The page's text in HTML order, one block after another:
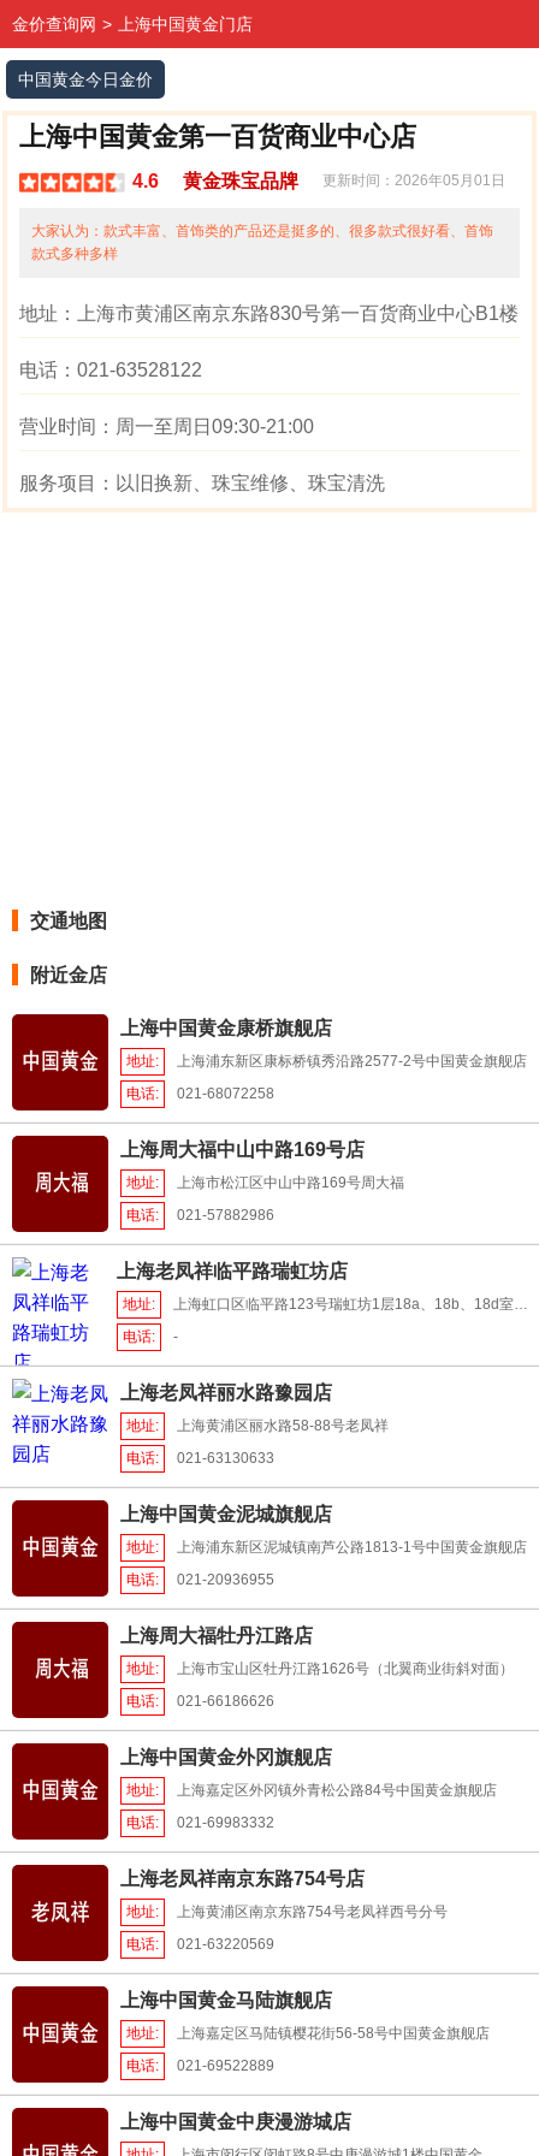
金价查询网 > 上海中国黄金门店
中国黄金今日金价
上海中国黄金第一百货商业中心店
4.6 黄金珠宝品牌 更新时间：2026年05月01日
大家认为：款式丰富、首饰类的产品还是挺多的、很多款式很好看、首饰
款式多种多样
地址： 上海市黄浦区南京东路830号第一百货商业中心B1楼
电话：021-63528122
营业时间： 周一至周日09:30-21:00
服务项目： 以旧换新、珠宝维修、珠宝清洗
交通地图
附近金店
上海中国黄金康桥旗舰店
地址:
上海浦东新区康标桥镇秀沿路2577-2号中国黄金旗舰店
电话:
021-68072258
上海周大福中山中路169号店
地址:
上海市松江区中山中路169号周大福
电话:
021-57882986
上海老凤祥临平路瑞虹坊店
地址:
上海虹口区临平路123号瑞虹坊1层18a、18b、18d室老
凤祥
电话: -
上海老凤祥丽水路豫园店
地址:
上海黄浦区丽水路58-88号老凤祥
电话:
021-63130633
上海中国黄金泥城旗舰店
地址:
上海浦东新区泥城镇南芦公路1813-1号中国黄金旗舰店
电话:
021-20936955
上海周大福牡丹江路店
地址:
上海市宝山区牡丹江路1626号（北翼商业街斜对面）
电话:
021-66186626
上海中国黄金外冈旗舰店
地址:
上海嘉定区外冈镇外青松公路84号中国黄金旗舰店
电话:
021-69983332
上海老凤祥南京东路754号店
地址:
上海黄浦区南京东路754号老凤祥西号分号
电话:
021-63220569
上海中国黄金马陆旗舰店
地址:
上海嘉定区马陆镇樱花街56-58号中国黄金旗舰店
电话:
021-69522889
上海中国黄金中庚漫游城店